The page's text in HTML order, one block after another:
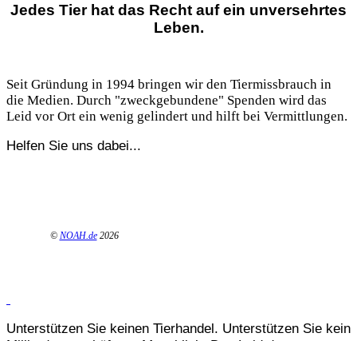
Jedes Tier hat das Recht auf ein unversehrtes
Leben.
Seit Gründung in 1994 bringen wir den Tiermissbrauch in
die Medien. Durch "zweckgebundene" Spenden wird das
Leid vor Ort ein wenig gelindert und hilft bei Vermittlungen.
Helfen Sie uns dabei...
© NOAH.de 2026
Unterstützen Sie keinen Tierhandel. Unterstützen Sie kein